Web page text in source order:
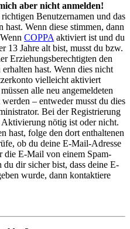
aber nicht anmelden!
Benutzernamen und das
hast. Wenn diese stimmen, dann
COPPA aktiviert ist und du
13 Jahre alt bist, musst du bzw.
Erziehungsberechtigten den
hast. Wenn dies nicht
vielleicht aktiviert
alle neu angemeldeten
– entweder musst du dies
Bei der Registrierung
nötig ist oder nicht.
hast, folge den dort enthaltenen
ob du deine E-Mail-Adresse
die E-Mail von einem Spam-
dir sicher bist, dass deine E-
wurde, dann kontaktiere